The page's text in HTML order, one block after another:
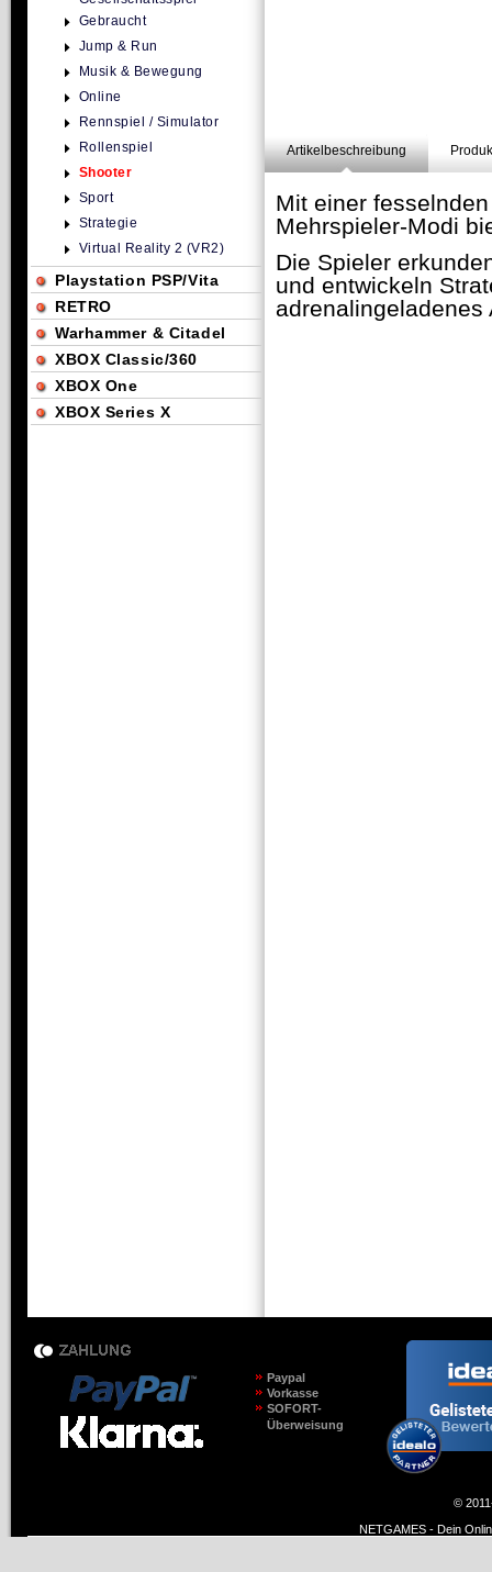
Artikelbeschreibung
Mit einer
Mehrspieler-Modi
Die Spieler
und entwickeln
adrenalingeladenes
Gebraucht
Jump & Run
Musik & Bewegung
Online
Rennspiel / Simulator
Rollenspiel
Shooter
Sport
Strategie
Virtual Reality 2 (VR2)
Playstation PSP/Vita
RETRO
Warhammer & Citadel
XBOX Classic/360
XBOX One
XBOX Series X
Paypal
Vorkasse
SOFORT-
Überweisung
©
NETGAMES - Dein